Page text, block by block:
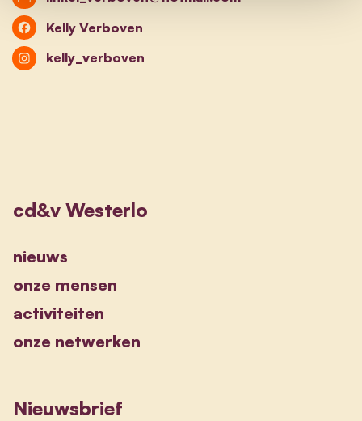
Kelly Verboven
kelly_verboven
cd&v Westerlo
nieuws
onze mensen
activiteiten
onze netwerken
Nieuwsbrief